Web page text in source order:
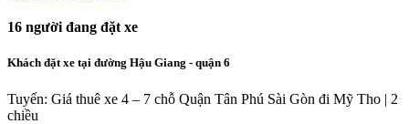
16 người đang đặt xe
Khách đặt xe tại đường Hậu Giang - quận 6
Tuyến: Giá thuê xe 4 – 7 chỗ Quận Tân Phú Sài Gòn đi Mỹ Tho | 2
chiều